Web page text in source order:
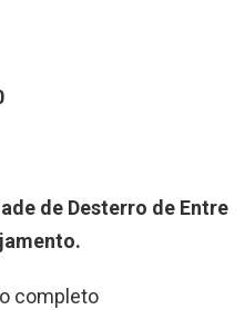
de Desterro de Entre
completo